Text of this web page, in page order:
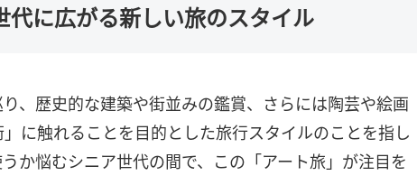
に広がる新しい旅のスタイル
、歴史的な建築や街並みの鑑賞、さらには陶芸や絵画
に触れることを目的とした旅行スタイルのことを指し
か悩むシニア世代の間で、この「アート旅」が注目を